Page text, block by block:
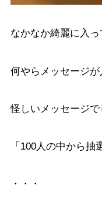
なかなか綺麗に入っ
何やらメッセージが
怪しいメッセージで
「100人の中から抽
・・・